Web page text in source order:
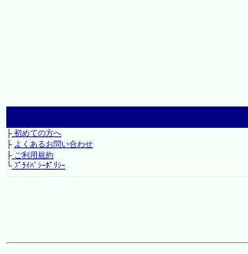
├初めての方へ
├ よくあるお問い合わせ
├ご利用規約
└ﾌﾟﾗｲﾊﾞｼｰﾎﾟﾘｼｰ